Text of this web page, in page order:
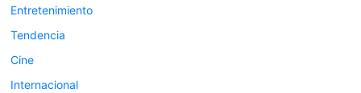
Entretenimiento
Tendencia
Cine
Internacional